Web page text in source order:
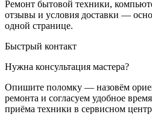
Ремонт бытовой техники,
отзывы и условия доставки —
одной странице.
Быстрый контакт
Нужна консультация мастера?
Опишите поломку — назовём
ремонта и согласуем удобное
приёма техники в сервисном